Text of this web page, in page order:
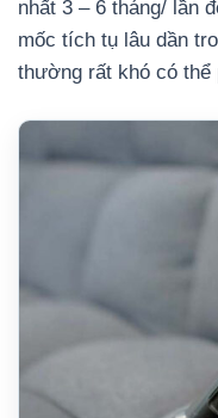
nhất 3 – 6 tháng/ lần
mốc tích tụ lâu dần
thường rất khó có thể